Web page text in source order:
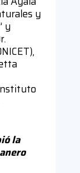
y
y
la